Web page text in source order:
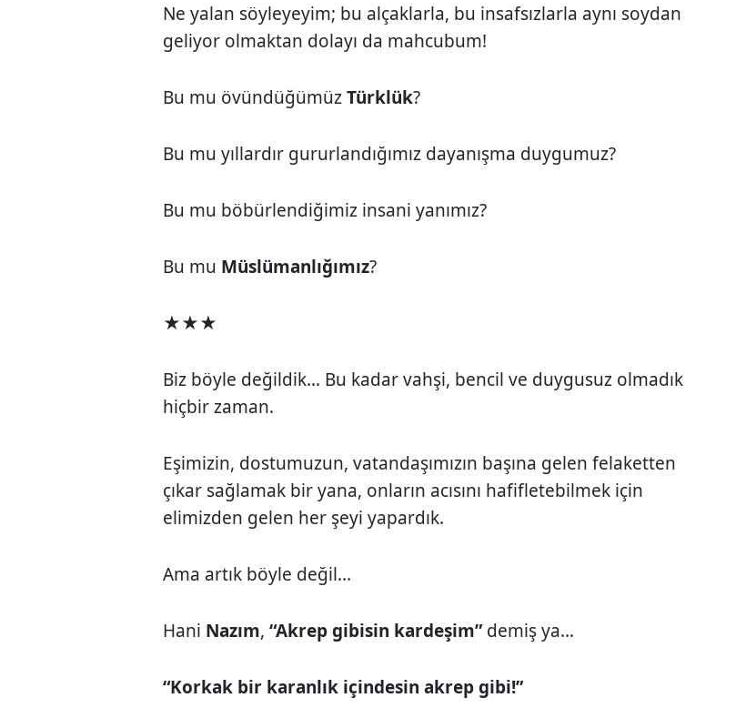
Ne yalan söyleyeyim; bu alçaklarla, bu insafsızlarla aynı soydan
geliyor olmaktan dolayı da mahcubum!
Bu mu övündüğümüzTürklük?
Bu mu yıllardır gururlandığımız dayanışma duygumuz?
Bu mu böbürlendiğimiz insani yanımız?
Bu mu Müslümanlığımız?
★★★
Biz böyle değildik... Bu kadar vahşi, bencil ve duygusuz olmadık
hiçbir zaman.
Eşimizin, dostumuzun, vatandaşımızın başına gelen felaketten
çıkar sağlamak bir yana, onların acısını hafifletebilmek için
elimizden gelen her şeyi yapardık.
Ama artık böyle değil...
Hani Nazım,“Akrep gibisin kardeşim”demiş ya...
“Korkak bir karanlık içindesin akrep gibi!”